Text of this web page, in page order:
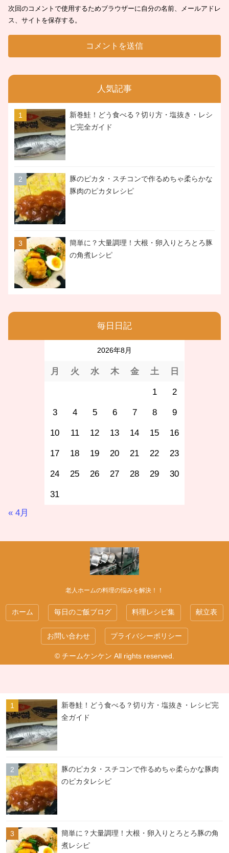
次回のコメントで使用するためブラウザーに自分の名前、メールアドレ
ス、サイトを保存する。
人気記事
新巻鮭！どう食べる？切り方・塩抜き・レシ
ピ完全ガイド
豚のピカタ・スチコンで作るめちゃ柔らかな
豚肉のピカタレシピ
簡単に？大量調理！大根・卵入りとろとろ豚
の角煮レシピ
毎日日記
2026年8月
月 火 水 木 金 土 日
1 2
3 4 5 6 7 8 9
10 11 12 13 14 15 16
17 18 19 20 21 22 23
24 25 26 27 28 29 30
31
« 4月
老人ホームの料理の悩みを解決！！
ホーム 毎日のご飯ブログ 料理レシピ集 献立表
お問い合わせ プライバシーポリシー
© チームケンケン All rights reserved.
新巻鮭！どう食べる？切り方・塩抜き・レシピ完
全ガイド
豚のピカタ・スチコンで作るめちゃ柔らかな豚肉
のピカタレシピ
簡単に？大量調理！大根・卵入りとろとろ豚の角
煮レシピ